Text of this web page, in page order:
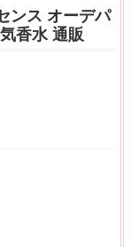
ンス オーデパ
香水 通販